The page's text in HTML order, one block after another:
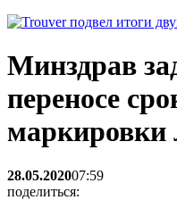
Минздрав
переносе
маркировки
28.05.202007:59
поделиться: